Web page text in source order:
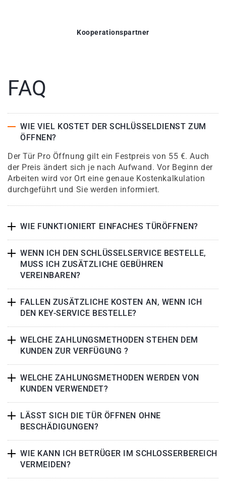
Kooperationspartner
FAQ
WIE VIEL KOSTET DER SCHLÜSSELDIENST ZUM
ÖFFNEN?
Der Tür Pro Öffnung gilt ein Festpreis von 55 €. Auch
der Preis ändert sich je nach Aufwand. Vor Beginn der
Arbeiten wird vor Ort eine genaue Kostenkalkulation
durchgeführt und Sie werden informiert.
WIE FUNKTIONIERT EINFACHES TÜRÖFFNEN?
WENN ICH DEN SCHLÜSSELSERVICE BESTELLE,
MUSS ICH ZUSÄTZLICHE GEBÜHREN
VEREINBAREN?
FALLEN ZUSÄTZLICHE KOSTEN AN, WENN ICH
DEN KEY-SERVICE BESTELLE?
WELCHE ZAHLUNGSMETHODEN STEHEN DEM
KUNDEN ZUR VERFÜGUNG ?
WELCHE ZAHLUNGSMETHODEN WERDEN VON
KUNDEN VERWENDET?
LÄSST SICH DIE TÜR ÖFFNEN OHNE
BESCHÄDIGUNGEN?
WIE KANN ICH BETRÜGER IM SCHLOSSERBEREICH
VERMEIDEN?